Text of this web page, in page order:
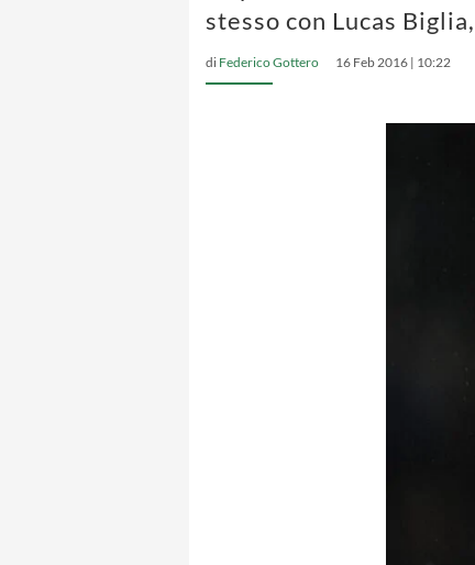
stesso con Lucas
di Federico Gottero 16 Feb 2016 | 10:22